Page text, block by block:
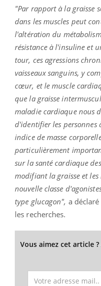
"Par rapport à la graisse
dans les muscles peut
l'altération du
résistance à l'insuline et
tour, ces agressions
vaisseaux sanguins, y
cœur, et le muscle
que la graisse
maladie cardiaque nous
d'identifier les
indice de masse
particulièrement
sur la santé cardiaque
modifiant la graisse et
nouvelle classe
type glucagon", a déclaré
les recherches.
Vous aimez cet article